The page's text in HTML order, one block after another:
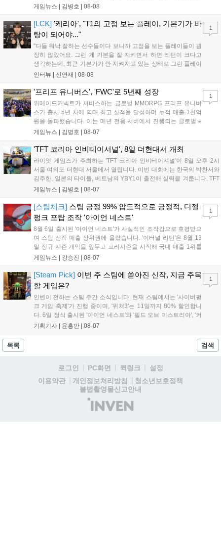
11월 19일 PS5와 Xbox 시리즈 X|S로 정식 출시될 예정이며, 록
상 'Grand Theft Auto VI: An Extended Look'을 최초 공개할 계획
이다....
게임뉴스 | 김병호 08-08
[LCK] '케리아', "T1의 고점 보는 플레이, 기본기가 바
탕이 되어야..."
"다들 워낙 잘하는 선수들이다 보니까 고점을 보는 플레이들이 굉
장히 많았어요. 그런 게 기본을 잘 지키면서 하면 리턴이 크다고
생각하는데, 최근 기본기가 안 지켜지고 있는 상태로 그런 플레이
를 추구하다 보니까 팀적으로 안 좋은 사고가 계속 많이 났던 것
LoL 챔피언스 코리아(LCK)'...
인터뷰 | 신연재 08-08
1
'프리프 유니버스', 'FWC'로 5년째 성장
위메이드커넥트가 서비스하는 글로벌 MMORPG 프리프 유니버
스가 출시 5년 차에 역대 최고 실적을 달성하며 누적 매출 1천억
원을 돌파했습니다. 이는 매년 전용 서버에서 진행되는 글로벌 e
스포츠 대회 FWC의 영향이 큽니다. FWC는 이용자가 동일한 조
은 전년 대비 매출과 이용자 지표가 대폭 상승하는 성과를 냈습니
다. 오는 10월 필리핀 마닐라에서 총상금 11만 달러 규모의 제4회
FWC 그랜드 파이널이 개최될 예정이며, 위메이드커넥트는 이를
통해 커뮤니티 중심의 장기 성장 모델을 지속할 방침입니다....
게임뉴스 | 김병호 08-07
1
'TFT 코리아 인비테이셔널', 8일 더현대서 개최
라이엇 게임즈가 주최하는 'TFT 코리아 인비테이셔널'이 8일 오후 2시
서울 여의도 더현대 서울에서 열립니다. 이번 대회에는 한국의 박찬서와
김주한, 일본의 타이틀, 베트남의 YBY1이 출전해 실력을 겨룹니다. TFT
는 소속팀 없이 개인 자격으로 참가하는 독특한 대회 구조를 가지며, 누
17일까지 이어지는 이번 행사는 신규 세트 체험과 공연 등 다양한 즐길
거리를 제공하며, 이후 현대백화점 판교점에서도 행사가 이어질 예정입
니다. 연말에는 라스베이거스 오픈이 개최됩니다....
게임뉴스 | 김병호 08-07
[스팀체크] 스팀 긍정 99% 압도적으로 긍정적, 디젤
펑크 포탑 조작 '아이언 네스트'
8월 6일 출시된 '아이언 네스트'가 사실적인 조작감으로 호평받으
며 스팀 신작 매출 상위권에 올랐습니다. '이터널 리턴'은 8월 13
일 정규 시즌 개막을 앞두고 프리시즌을 시작해 국내 매출 1위를
기록했습니다. 25주년을 맞은 '고스트 리콘' 시리즈는 8월 6일 쇼
'마블 투혼: 파이팅 소울즈'와 레트로 수리 시뮬레이션 '리스토
리'도 스팀에 정식 출시되었습니다....
게임뉴스 | 강승진 08-07
1
[Steam Pick] 이번 주 스팀에 쏟아진 신작, 지금 주목
할 게임은?
인벤이 전하는 스팀 주간 소식입니다. 현재 스팀에서는 '사이버펑
크 게임 축제'가 진행 중이며, '위쳐3'는 11일까지 80% 할인합니
다. 6일 정식 출시된 '아이언 네스트'와 '필드 오브 미스트리아', '커
세어 코브'가 호평받고 있습니다. 한편, 7일 출시된 '마블 투혼'은
다. 유비소프트의 '고스트리콘: 와일드랜드'는 7년 만의 대규모 업
기획기사 | 윤홍만 08-07
1
목록 검색
로그인 PC화면 퀵링크
설정
이용약관
개인정보처리방침
청소년보호정책
불법촬영물신고안내
(주)
인